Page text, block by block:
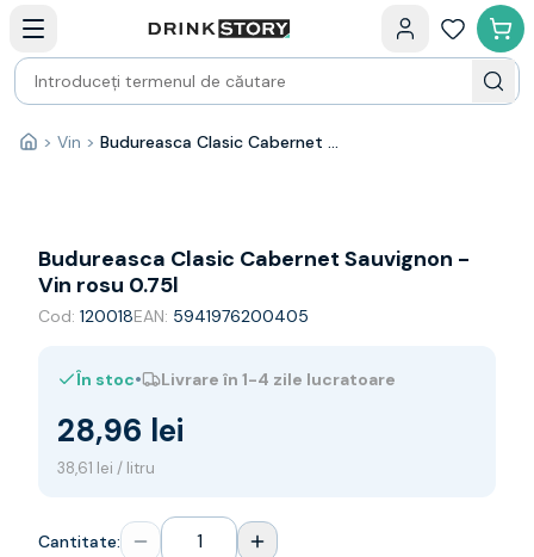
Bauturi fine — selectie
Produse Noi
Cosuri cadou
Pachete & Cadouri
Vin
Franta
Spania
Africa de Sud
Germania
Noua Zeelanda
Spumante
Acasă
> Vin > Budureasca Clasic Cabernet Sauvignon - Vin rosu 0.75l
Budureasca Clasic Cabernet Sauvignon -
Vin rosu 0.75l
Cod: 120018EAN: 5941976200405
În stoc• Livrare în 1-4 zile lucratoare
28,96 lei
38,61 lei / litru
Cantitate: